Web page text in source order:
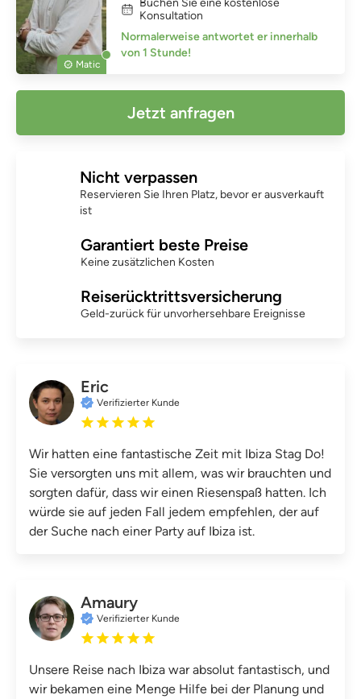
Matic
Konsultation
Normalerweise antwortet er innerhalb
von 1 Stunde!
Jetzt anfragen
Nicht verpassen
Reservieren Sie Ihren Platz, bevor er ausverkauft
ist
Garantiert beste Preise
Keine zusätzlichen Kosten
Reiserücktrittsversicherung
Geld-zurück für unvorhersehbare Ereignisse
Eric
Verifizierter Kunde
Wir hatten eine fantastische Zeit mit Ibiza Stag Do!
Sie versorgten uns mit allem, was wir brauchten und
sorgten dafür, dass wir einen Riesenspaß hatten. Ich
würde sie auf jeden Fall jedem empfehlen, der auf
der Suche nach einer Party auf Ibiza ist.
Amaury
Verifizierter Kunde
Unsere Reise nach Ibiza war absolut fantastisch, und
wir bekamen eine Menge Hilfe bei der Planung und